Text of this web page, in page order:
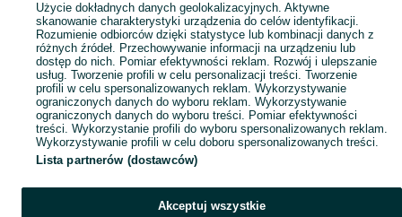
Popularne wyszukiwania
Użycie dokładnych danych geolokalizacyjnych. Aktywne
skanowanie charakterystyki urządzenia do celów identyfikacji.
Rozumienie odbiorców dzięki statystyce lub kombinacji danych z
różnych źródeł. Przechowywanie informacji na urządzeniu lub
dostęp do nich. Pomiar efektywności reklam. Rozwój i ulepszanie
usług. Tworzenie profili w celu personalizacji treści. Tworzenie
profili w celu spersonalizowanych reklam. Wykorzystywanie
ograniczonych danych do wyboru reklam. Wykorzystywanie
ograniczonych danych do wyboru treści. Pomiar efektywności
treści. Wykorzystanie profili do wyboru spersonalizowanych reklam.
Wykorzystywanie profili w celu doboru spersonalizowanych treści.
Lista partnerów (dostawców)
Akceptuj wszystkie